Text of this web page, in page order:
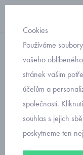
Svetry
slabý
Cookies
Používáme
vašeho
stránek vašim
účelům a
společností.
souhlas s jejich
poskytneme ten